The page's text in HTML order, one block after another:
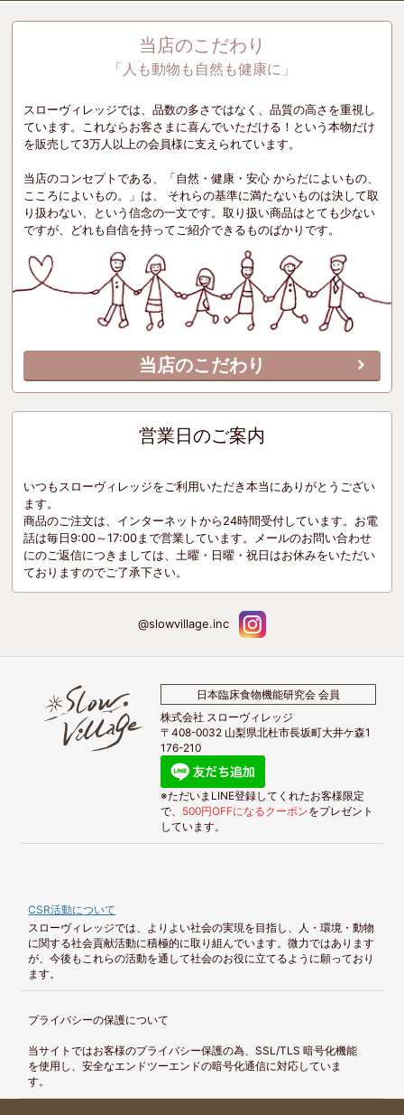
当店のこだわり
「人も動物も自然も健康に」
スローヴィレッジでは、品数の多さではなく、品質の高さを重視し
ています。これならお客さまに喜んでいただける！という本物だけ
を販売して3万人以上の会員様に支えられています。
当店のコンセプトである、「自然・健康・安心 からだによいもの、
こころによいもの。」は、 それらの基準に満たないものは決して取
り扱わない、という信念の一文です。取り扱い商品はとても少ない
ですが、どれも自信を持ってご紹介できるものばかりです。
当店のこだわり
営業日のご案内
いつもスローヴィレッジをご利用いただき本当にありがとうござい
ます。
商品のご注文は、インターネットから24時間受付しています。お電
話は毎日9:00～17:00まで営業しています。メールのお問い合わせ
にのご返信につきましては、土曜・日曜・祝日はお休みをいただい
ておりますのでご了承下さい。
@slowvillage.inc
日本臨床食物機能研究会 会員
株式会社 スローヴィレッジ
〒408-0032 山梨県北杜市長坂町大井ケ森1
176-210
※ただいまLINE登録してくれたお客様限定
で、 500円OFFになるクーポンをプレゼント
しています。
CSR活動について
スローヴィレッジでは、よりよい社会の実現を目指し、人・環境・動物
に関する社会貢献活動に積極的に取り組んでいます。微力ではあります
が、今後もこれらの活動を通して社会のお役に立てるように願っており
ます。
プライバシーの保護について
当サイトではお客様のプライバシー保護の為、SSL/TLS 暗号化機能
を使用し、安全なエンドツーエンドの暗号化通信に対応していま
す。